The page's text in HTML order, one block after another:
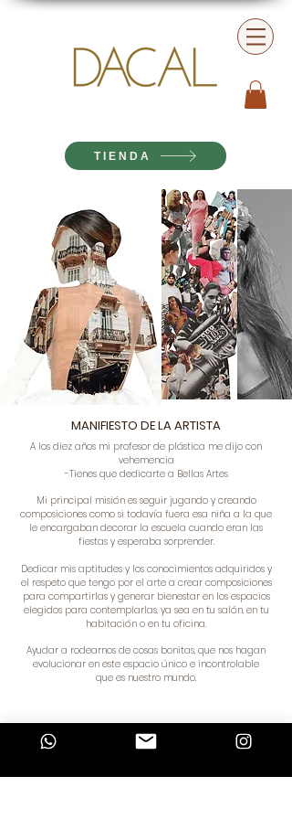
TIENDA
MANIFIESTO DE LA ARTISTA
A los diez años mi profesor de plástica me dijo con
vehemencia
-Tienes que dedicarte a Bellas Artes
​Mi principal misión es seguir jugando y creando
composiciones como si todavía fuera esa niña a la que
le encargaban decorar la escuela cuando eran las
fiestas y esperaba sorprender.
Dedicar mis aptitudes y los conocimientos adquiridos y
el respeto que tengo por el arte a crearcomposiciones
para compartirlas y generar bienestar en los espacios
elegidos para contemplarlas, ya sea en tu salón, en tu
habitación o en tu oficina.​
Ayudar a rodearnos de cosas bonitas, que nos hagan
evolucionar en este espacio único e incontrolable
que es nuestro mundo.
TIENDA